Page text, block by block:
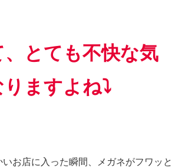
、とても不快な気
ますよね⤵
お店に入った瞬間、メガネがフワッと